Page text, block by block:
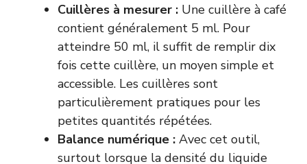
Cuillères à mesurer : Une cuillère à café
contient généralement 5 ml. Pour
atteindre 50 ml, il suffit de remplir dix
fois cette cuillère, un moyen simple et
accessible. Les cuillères sont
particulièrement pratiques pour les
petites quantités répétées.
Balance numérique : Avec cet outil,
surtout lorsque la densité du liquide